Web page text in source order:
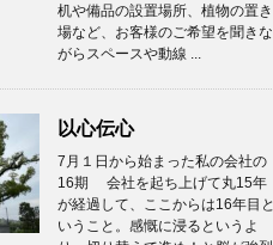
机や備品の設置場所、植物の置き
場など、お客様のご希望を聞きな
がらスペースや動線 ...
以心伝心
7月１日から始まった私の会社の
16期 会社を起ち上げて丸15年
が経過して、ここからは16年目と
いうこと。感慨に浸るというよ